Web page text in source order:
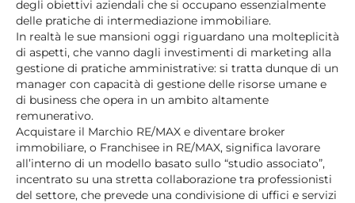
degli obiettivi aziendali che si occupano essenzialmente
delle pratiche di intermediazione immobiliare.
In realtà le sue mansioni oggi riguardano una molteplicità
di aspetti, che vanno dagli investimenti di marketing alla
gestione di pratiche amministrative: si tratta dunque di un
manager con capacità di gestione delle risorse umane e
di business che opera in un ambito altamente
remunerativo.
Acquistare il Marchio RE/MAX e diventare broker
immobiliare, o Franchisee in RE/MAX, significa lavorare
all’interno di un modello basato sullo “studio associato”,
incentrato su una stretta collaborazione tra professionisti
del settore, che prevede una condivisione di uffici e servizi